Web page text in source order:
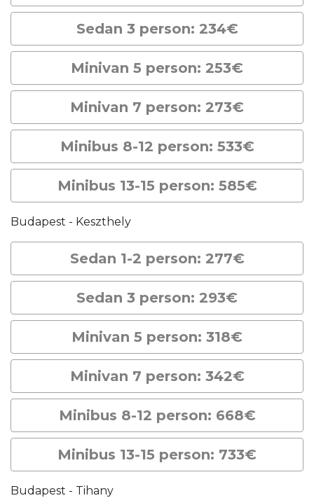
Sedan 3 person: 234€
Minivan 5 person: 253€
Minivan 7 person: 273€
Minibus 8-12 person: 533€
Minibus 13-15 person: 585€
Budapest - Keszthely
Sedan 1-2 person: 277€
Sedan 3 person: 293€
Minivan 5 person: 318€
Minivan 7 person: 342€
Minibus 8-12 person: 668€
Minibus 13-15 person: 733€
Budapest - Tihany